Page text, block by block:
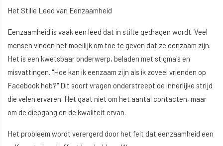
Het Stille Leed van Eenzaamheid
Eenzaamheid is vaak een leed dat in stilte gedragen wordt. Veel
mensen vinden het moeilijk om toe te geven dat ze eenzaam zijn.
Het is een kwetsbaar onderwerp, beladen met stigma's en
misvattingen. "Hoe kan ik eenzaam zijn als ik zoveel vrienden op
Facebook heb?" Dit soort vragen onderstreept de innerlijke strijd
die velen ervaren. Het gaat niet om het aantal contacten, maar
om de diepgang en de kwaliteit ervan.
Het probleem wordt verergerd door het feit dat eenzaamheid een